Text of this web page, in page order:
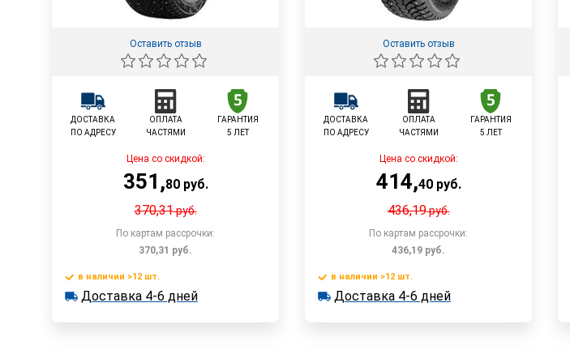
Оставить отзыв
ДОСТАВКА
ПО АДРЕСУ
ОПЛАТА
ЧАСТЯМИ
ГАРАНТИЯ
5 ЛЕТ
Цена со скидкой:
351 ,80руб.
370,31руб.
По картам рассрочки:
370,31 руб.
В корзину
в наличии >12 шт.
в наличии >12 шт.
Доставка 4-6 дней
Оставить отзыв
ДОСТАВКА
ПО АДРЕСУ
ОПЛАТА
ЧАСТЯМИ
ГАРАНТИЯ
5 ЛЕТ
Цена со скидкой:
414,40руб.
436,19руб.
По картам рассрочки:
436,19 руб.
В корзину
в наличии >12 шт.
в наличии >12 шт.
Доставка 4-6 дней